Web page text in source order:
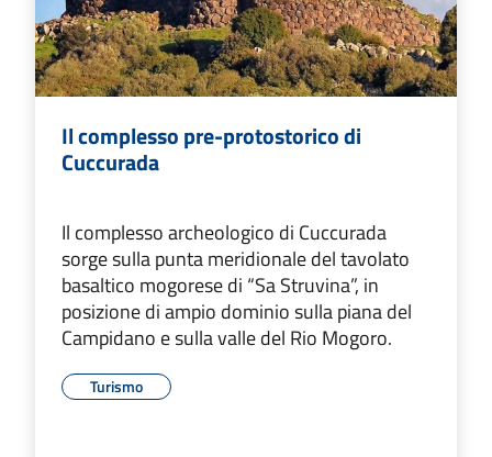
Il complesso pre-protostorico di
Cuccurada
Il complesso archeologico di Cuccurada
sorge sulla punta meridionale del tavolato
basaltico mogorese di “Sa Struvina”, in
posizione di ampio dominio sulla piana del
Campidano e sulla valle del Rio Mogoro.
Turismo